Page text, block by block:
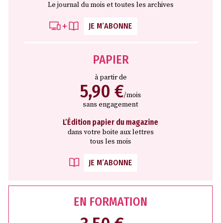
Le journal du mois et toutes les archives
JE M’ABONNE
PAPIER
à partir de
5,90 €/mois
sans engagement
L’Édition papier du magazine
dans votre boite aux lettres
tous les mois
JE M’ABONNE
EN FORMATION